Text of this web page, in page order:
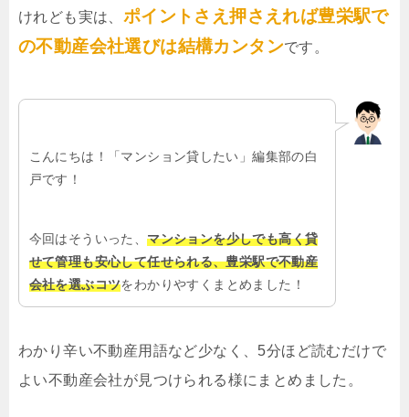
けれども実は、 ポイントさえ押さえれば豊栄駅で
の不動産会社選びは結構カンタンです。
こんにちは！「マンション貸したい」編集部の白
戸です！
今回はそういった、マンションを少しでも高く貸
せて管理も安心して任せられる、豊栄駅で不動産
会社を選ぶコツをわかりやすくまとめました！
わかり辛い不動産用語など少なく、5分ほど読むだけで
よい不動産会社が見つけられる様にまとめました。